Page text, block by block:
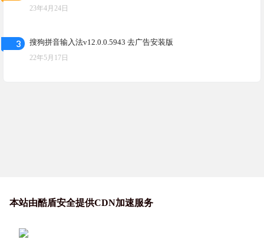
23年4月24日
3 搜狗拼音输入法v12.0.0.5943 去广告安装版
22年5月17日
本站由酷盾安全提供CDN加速服务